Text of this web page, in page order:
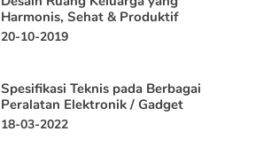
Harmonis, Sehat & Produktif
20-10-2019
Spesifikasi Teknis pada Berbagai
Peralatan Elektronik / Gadget
18-03-2022